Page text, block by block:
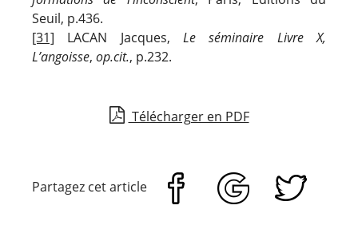
Seuil, p.436.
[31] LACAN Jacques, Le séminaire Livre X,
L’angoisse, op.cit., p.232.
Télécharger en PDF
Partagez cet article